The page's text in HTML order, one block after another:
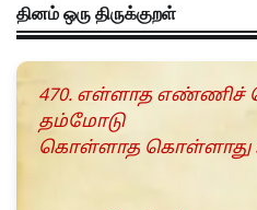
தினம் ஒரு திருக்குறள்
470. எள்ளாத
தம்மோடு
கொள்ளாத கொள்ளாது